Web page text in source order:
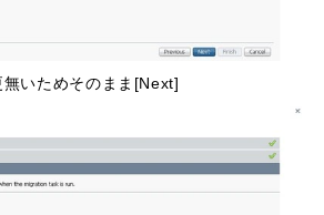
いためそのまま[Next]